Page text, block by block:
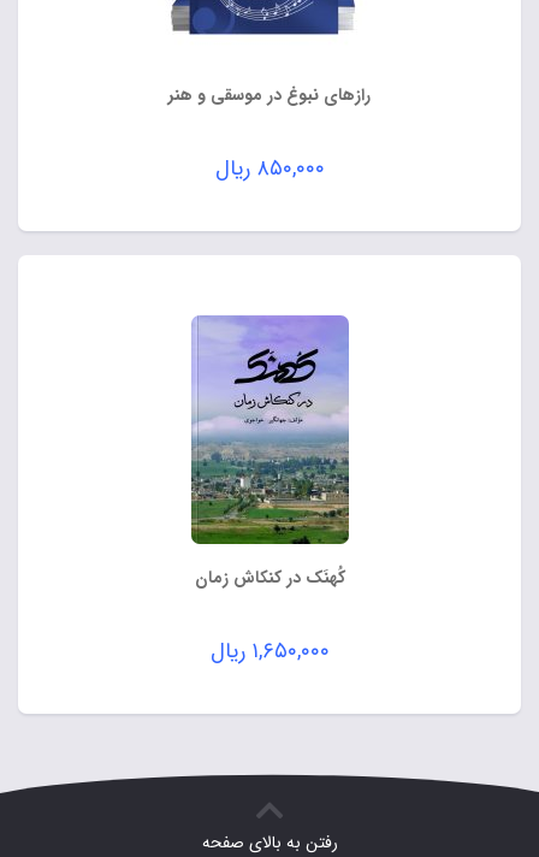
رازهای نبوغ در موسقی و هنر
۸۵۰,۰۰۰ ریال
کُهنَک در کنکاش زمان
۱,۶۵۰,۰۰۰ ریال
رفتن به بالای صفحه